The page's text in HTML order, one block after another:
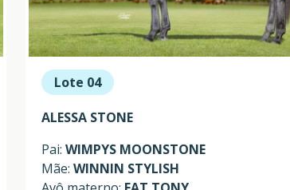
Lote 04
ALESSA STONE
Pai: WIMPYS MOONSTONE
Mãe: WINNIN STYLISH